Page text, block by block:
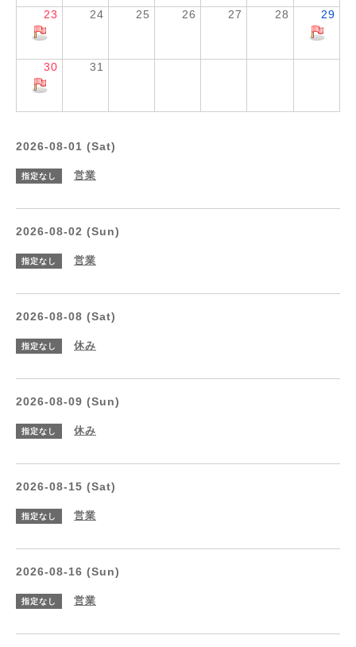
23 24 25 26 27 28 29
30 31
2026-08-01 (Sat)
指定なし 営業
2026-08-02 (Sun)
指定なし 営業
2026-08-08 (Sat)
指定なし 休み
2026-08-09 (Sun)
指定なし 休み
2026-08-15 (Sat)
指定なし 営業
2026-08-16 (Sun)
指定なし 営業